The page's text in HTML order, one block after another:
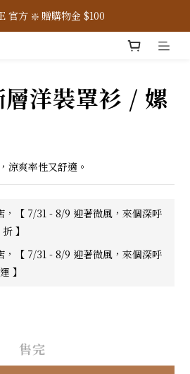
2,800 免運，滿 3,800 即 95 折
官方 ❇️ 贈購物金 $100
洋裝罩衫 / 嫘
涼爽率性又舒適。
，【 7/31 - 8/9 迎著微風，來個深呼
】
，【 7/31 - 8/9 迎著微風，來個深呼
】
售完